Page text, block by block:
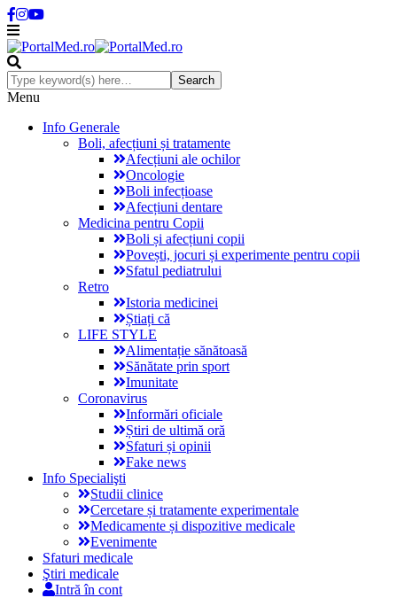
Menu
Info Generale
Boli, afecțiuni și tratamente
Afecțiuni ale ochilor
Oncologie
Boli infecțioase
Afecțiuni dentare
Medicina pentru Copii
Boli și afecțiuni copii
Povești, jocuri și experimente pentru copii
Sfatul pediatrului
Retro
Istoria medicinei
Știați că
LIFE STYLE
Alimentație sănătoasă
Sănătate prin sport
Imunitate
Coronavirus
Informări oficiale
Știri de ultimă oră
Sfaturi și opinii
Fake news
Info Specialişti
Studii clinice
Cercetare și tratamente experimentale
Medicamente și dispozitive medicale
Evenimente
Sfaturi medicale
Ştiri medicale
Intră în cont